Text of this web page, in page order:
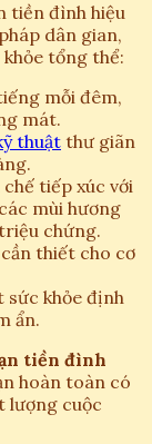
tiền đình hiệu
dân gian,
tổng thể:
mỗi đêm,
mát.
thuậtthư giãn
chế tiếp xúc với
mùi hương
chứng.
thiết cho cơ
sức khỏe định
ẩn.
tiền đình
hoàn toàn có
lượng cuộc